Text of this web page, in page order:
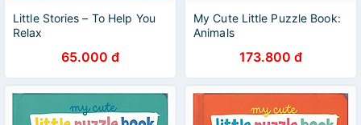
Little Stories – To Help You
Relax
65.000 đ
My Cute Little Puzzle Book:
Animals
173.800 đ